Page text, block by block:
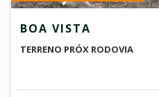
BOA VISTA
TERRENO PRÓX RODOVIA